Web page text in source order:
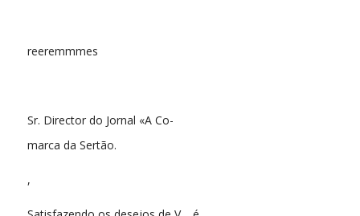
reeremmmes
Sr. Director do Jornal «A Co-
marca da Sertão.
,